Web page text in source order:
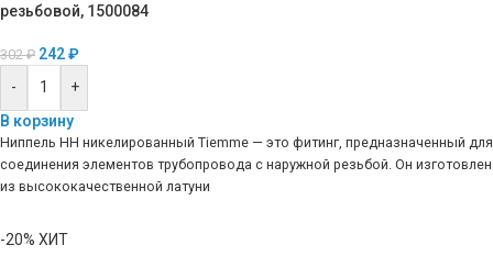
резьбовой, 1500084
302₽ 242₽
-
+
В корзину
Ниппель HH никелированный Tiemme — это фитинг, предназначенный для
соединения элементов трубопровода с наружной резьбой. Он изготовлен
из высококачественной латуни
-20% ХИТ